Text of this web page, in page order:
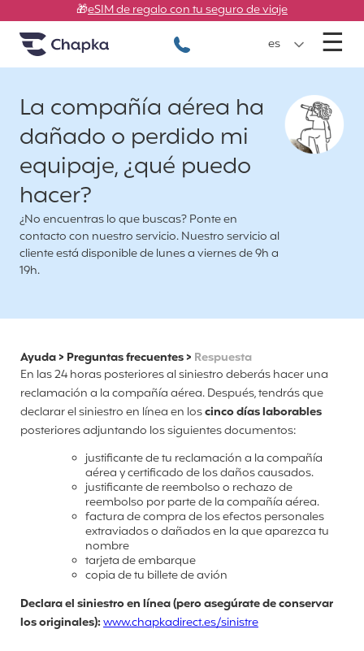
Ir directamente al contenido
Chapka Seguros de viaje
🎁eSIM de regalo con tu seguro de viaje
+34 900 805 947
es ☰
La compañía aérea ha
dañado o perdido mi
equipaje, ¿qué puedo
hacer?
¿No encuentras lo que buscas? Ponte en
contacto con nuestro servicio. Nuestro servicio al
cliente está disponible de lunes a viernes de 9h a
19h.
Ayuda> Preguntas frecuentes> Respuesta
En las 24 horas posteriores al siniestro deberás hacer una
reclamación a la compañía aérea. Después, tendrás que
declarar el siniestro en línea en loscinco días laborables
posteriores adjuntando los siguientes documentos:
justificante de tu reclamación a la compañía
aérea y certificado de los daños causados.
justificante de reembolso o rechazo de
reembolso por parte de la compañía aérea.
factura de compra de los efectos personales
extraviados o dañados en la que aparezca tu
nombre
tarjeta de embarque
copia de tu billete de avión
Declara el siniestro en línea (pero asegúrate de conservar
los originales):www.chapkadirect.es/sinistre